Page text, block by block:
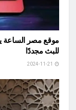
موقع مصر الساعة
للبث مجددًا